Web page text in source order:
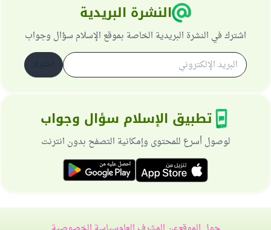
النشرة البريدية
اشترك في النشرة البريدية الخاصة بموقع الإسلام سؤال وجواب
تطبيق الإسلام سؤال وجواب
لوصول أسرع للمحتوى وإمكانية التصفح بدون انترنت